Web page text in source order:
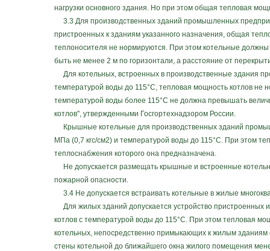
нагрузки основного здания. Но при этом общая тепловая
3.3 Для производственных зданий промышленных
пристроенных к зданиям указанного назначения, общая
теплоносителя не нормируются. При этом котельные
быть не менее 2 м по горизонтали, а расстояние от
Для котельных, встроенных в производственные здания
температурой воды до 115°С, тепловая мощность котлов не
температурой воды более 115°С не должна превышать
котлов", утвержденными Госгортехнадзором России.
Крышные котельные для производственных зданий
МПа (0,7 кгс/см2) и температурой воды до 115°С. При этом
теплоснабжения которого она предназначена.
Не допускается размещать крышные и встроенные
пожарной опасности.
3.4 Не допускается встраивать котельные в жилые
Для жилых зданий допускается устройство пристроенных
котлов с температурой воды до 115°С. При этом тепловая
котельных, непосредственно примыкающих к жилым зданиям
стены котельной до ближайшего окна жилого помещения